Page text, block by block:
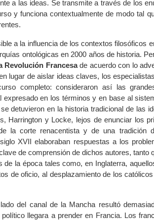
a las ideas. Se transmite a través de los
y funciona contextualmente de modo tal
a la influencia de los contextos filosóficos
ontológicas en 2000 años de historia.
Revolución Francesade acuerdo con lo
lugar de aislar ideas claves, los
completo: consideraron así las
expresado en los términos y en base al
detuvieron en la historia tradicional de las
Harrington y Locke, lejos de enunciar los
la corte renacentista y de una tradición
XVII elaboraban respuestas a los
de comprensión de dichos autores, tanto
la época tales como, en Inglaterra,
de oficio, al desplazamiento de los
del canal de la Mancha resultó
llegara a prender en Francia. Los